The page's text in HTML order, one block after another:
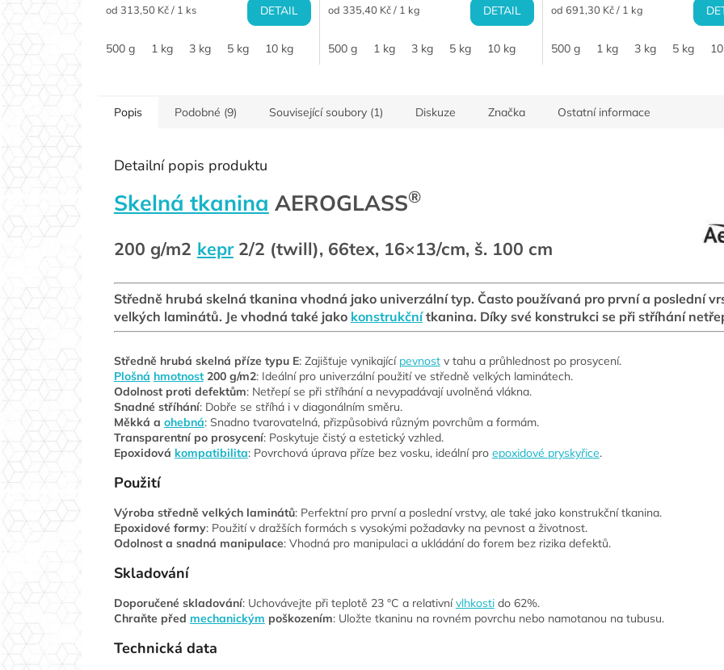
Měrná
od 313,50 Kč / 1 ks DETAIL
500 g 1 kg 3 kg 5 kg 10 kg
Měrná
od 335,40 Kč / 1 kg DETAIL
500 g 1 kg 3 kg 5 kg 10 kg
Měrná
od 691,30 Kč / 1 kg
500 g 1 kg 3 kg 5 kg
Popis Podobné (9) Související soubory (1) Diskuze Značka Ostatní informace
Detailní popis produktu
Skelná tkanina AEROGLASS®
200 g/m2 kepr2/2 (twill), 66tex, 16×13/cm, š. 100 cm
Středně hrubá skelná tkanina vhodná jako univerzální typ. Často používaná pro první a poslední
velkých laminátů. Je vhodná také jako konstrukčnítkanina. Díky své konstrukci se při stříhání
Středně hrubá skelná příze typu E: Zajišťuje vynikající pevnostv tahu a průhlednost po prosycení.
Plošná hmotnost200 g/m2: Ideální pro univerzální použití ve středně velkých laminátech.
Odolnost proti defektům: Netřepí se při stříhání a nevypadávají uvolněná vlákna.
Snadné stříhání: Dobře se stříhá i v diagonálním směru.
Měkká a ohebná: Snadno tvarovatelná, přizpůsobivá různým povrchům a formám.
Transparentní po prosycení: Poskytuje čistý a estetický vzhled.
Epoxidová kompatibilita: Povrchová úprava příze bez vosku, ideální pro epoxidové pryskyřice.
Použití
Výroba středně velkých laminátů: Perfektní pro první a poslední vrstvy, ale také jako konstrukční tkanina.
Epoxidové formy: Použití v dražších formách s vysokými požadavky na pevnost a životnost.
Odolnost a snadná manipulace: Vhodná pro manipulaci a ukládání do forem bez rizika defektů.
Skladování
Doporučené skladování: Uchovávejte při teplotě 23 °C a relativnívlhkostido 62%.
Chraňte před mechanickým poškozením: Uložte tkaninu na rovném povrchu nebo namotanou na tubusu.
Technická data